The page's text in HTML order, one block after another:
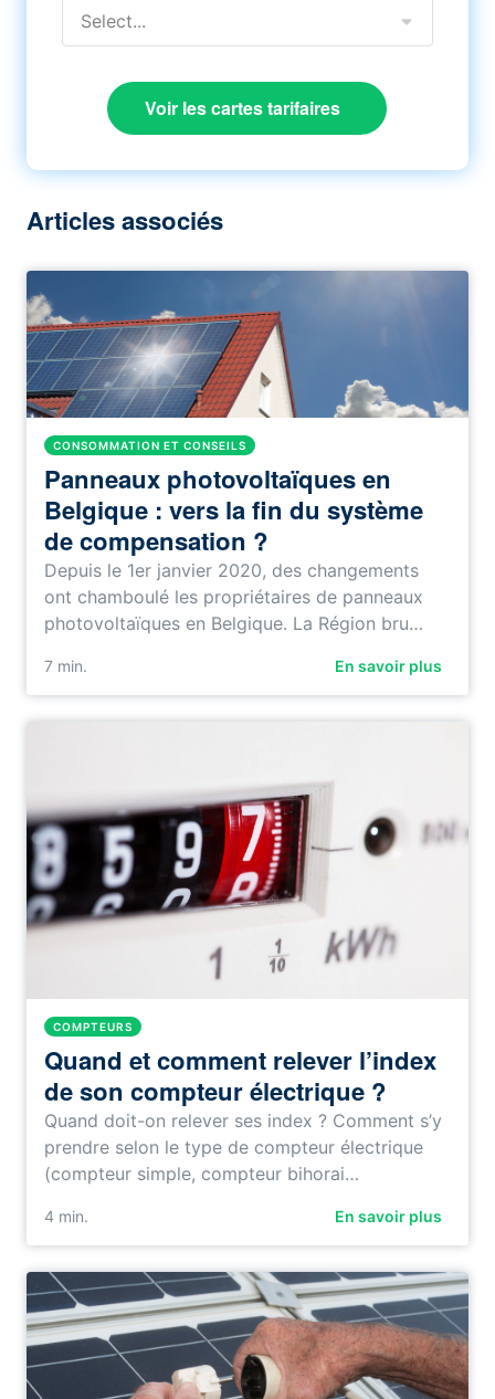
Select...
Voir les cartes tarifaires
Articles associés
CONSOMMATION ET CONSEILS
Panneaux photovoltaïques en
Belgique : vers la fin du système
de compensation ?
Depuis le 1er janvier 2020, des changements
ont chamboulé les propriétaires de panneaux
photovoltaïques en Belgique. La Région bru…
7 min. En savoir plus
COMPTEURS
Quand et comment relever l’index
de son compteur électrique ?
Quand doit-on relever ses index ? Comment s’y
prendre selon le type de compteur électrique
(compteur simple, compteur bihorai…
4 min. En savoir plus